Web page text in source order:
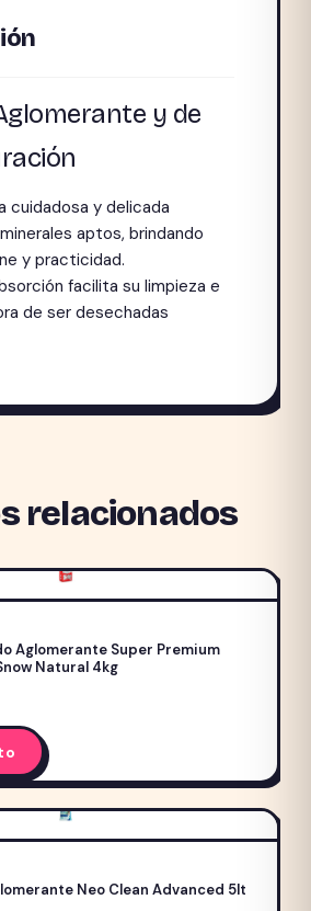
y de
cuidadosa y delicada
aptos, brindando
y practicidad.
facilita su limpieza e
de ser desechadas
relacionados
Aglomerante Super Premium
Natural 4kg
Neo Clean Advanced 5lt